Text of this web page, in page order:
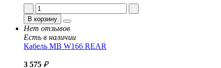
В корзину
Нет отзывов
Есть в наличии
Кабель MB W166 REAR
3 575 ₽